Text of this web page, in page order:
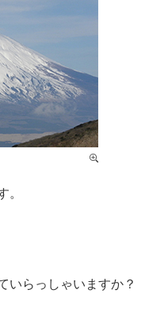
。
いらっしゃいますか？